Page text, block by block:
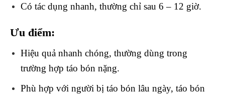
Có tác dụng nhanh, thường chỉ sau 6 – 12 giờ.
Ưu điểm:
Hiệu quả nhanh chóng, thường dùng trong
trường hợp táo bón nặng.
Phù hợp với người bị táo bón lâu ngày, táo bón